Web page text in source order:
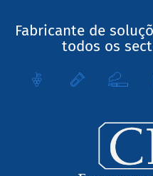
Fabricante de
todos os